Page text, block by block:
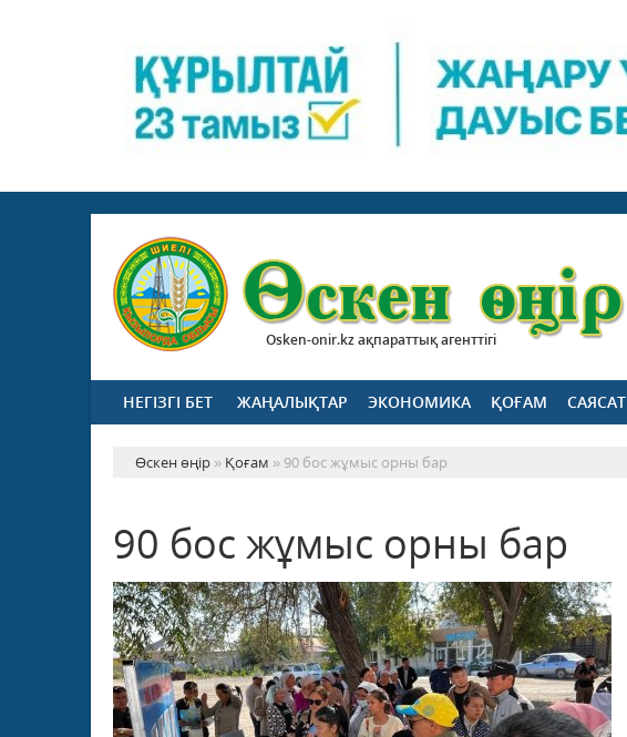
Osken-onir.kz ақпараттық агенттігі
НЕГІЗГІ БЕТ ЖАҢАЛЫҚТАР ЭКОНОМИКА ҚОҒАМ САЯСАТ
Өскен өңір » Қоғам » 90 бос жұмыс орны бар
90 бос жұмыс орны бар